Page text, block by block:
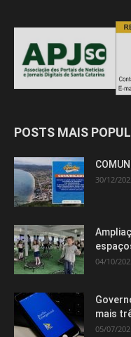
POSTS MAIS
30/12/
04/10/
mais
05/07/